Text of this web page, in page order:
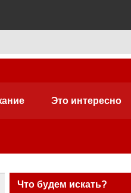
Это интересно
Что будем искать?